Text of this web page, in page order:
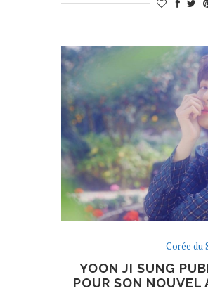
Corée du
YOON JI SUNG
POUR SON NOUVEL